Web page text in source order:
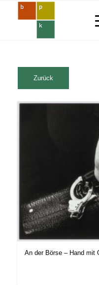
An der Börse – Hand mit